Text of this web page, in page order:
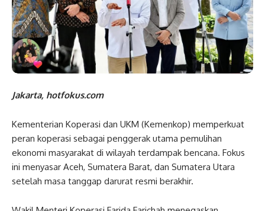
Jakarta, hotfokus.com
Kementerian Koperasi dan UKM (Kemenkop) memperkuat
peran koperasi sebagai penggerak utama pemulihan
ekonomi masyarakat di wilayah terdampak bencana. Fokus
ini menyasar Aceh, Sumatera Barat, dan Sumatera Utara
setelah masa tanggap darurat resmi berakhir.